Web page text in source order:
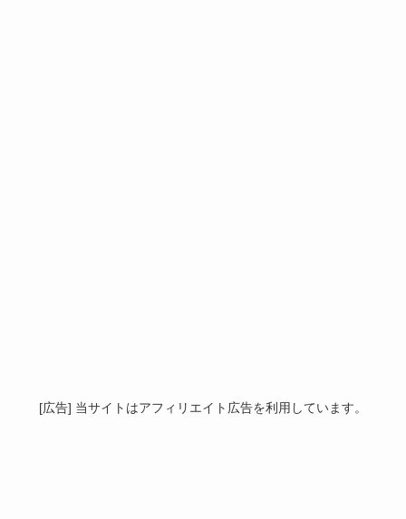
[広告] 当サイトはアフィリエイト広告を利用しています。